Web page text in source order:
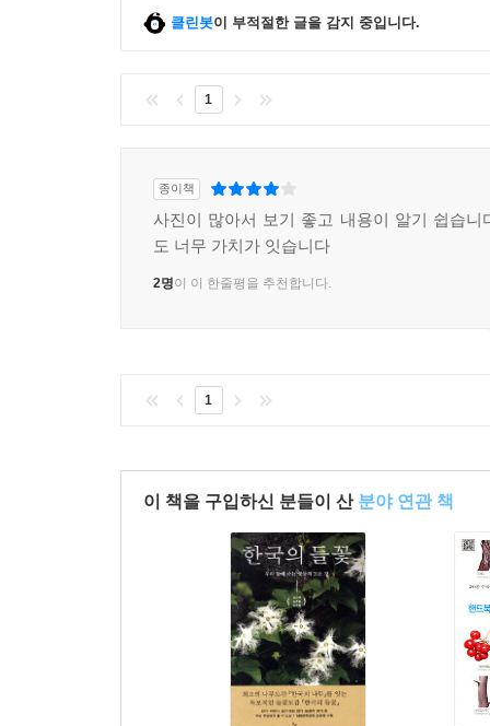
클린봇이 부적절한 글을 감지 중입니다.
1
종이책
사진이 많아서 보기 좋고 내용이 알기 쉽습니
도 너무 가치가 잇습니다
2명이 이 한줄평을 추천합니다.
1
이 책을 구입하신 분들이 산 분야 연관 책